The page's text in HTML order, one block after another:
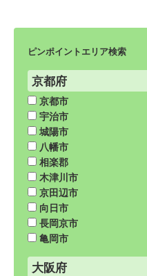
ピンポイントエリア検索
京都府
京都市
宇治市
城陽市
八幡市
相楽郡
木津川市
京田辺市
向日市
長岡京市
亀岡市
大阪府